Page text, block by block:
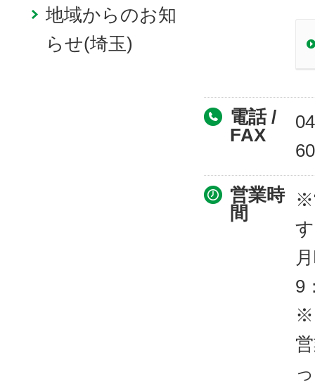
地域からのお知
らせ(埼玉)
電話 /
FAX
営業時
間
※
9
※